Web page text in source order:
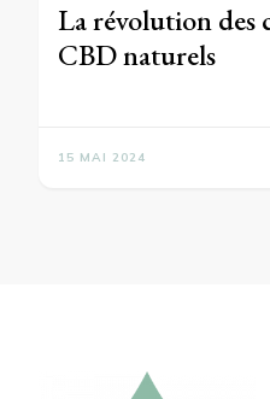
La révolution des
CBD naturels
15 MAI 2024